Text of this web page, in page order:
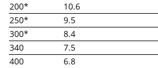
200*
10.6
250*
9.5
300*
8.4
340
7.5
400
6.8